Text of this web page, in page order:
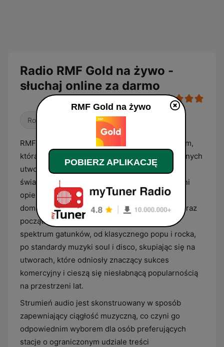
Radio RMF Gold na żywo -
słuchaj online za darmo
Rock Pop / Top 40
RMF Gold to stacja radiowa o profilu muzycznym,
która specjalizuje się w prezentowaniu klasycznych
utworów z repertuaru największych gwiazd
światowej i polskiej estrady. Ramówka rozgłośni
opiera się na formacie „oldies”, co oznacza, że
dominują w niej kompozycje z lat 60., 70., 80. oraz
początku lat 90. Playlista obejmuje szerokie
spektrum gatunków, od klasycznego popu i rocka,
po standardy muzyki soul i disco, skupiając się na
utworach, które odniosły znaczący sukces
komercyjny i cieszą się niesłabnącą popularnością
na przestrzeni lat.
Strumień audio jest skonstruowany w sposób
zapewniający ciągłość muzyczną, co czyni go
odpowiednim wyborem dla osób preferujących
stacje o ograniczonym udziale treści
RMF Gold na żywo
POBIERZ APLIKACJĘ